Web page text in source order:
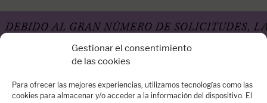
Gestionar el consentimiento
de las cookies
Para ofrecer las mejores experiencias, utilizamos tecnologías como las
cookies para almacenar y/o acceder a la información del dispositivo. El
AL GRAN NÚMERO DE SOLICITUDES, LA